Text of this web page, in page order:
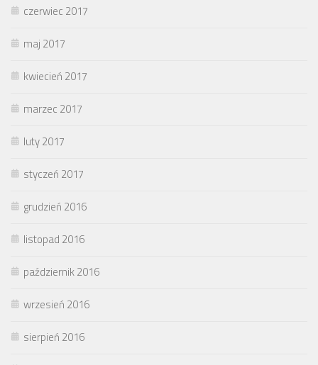
czerwiec 2017
maj 2017
kwiecień 2017
marzec 2017
luty 2017
styczeń 2017
grudzień 2016
listopad 2016
październik 2016
wrzesień 2016
sierpień 2016